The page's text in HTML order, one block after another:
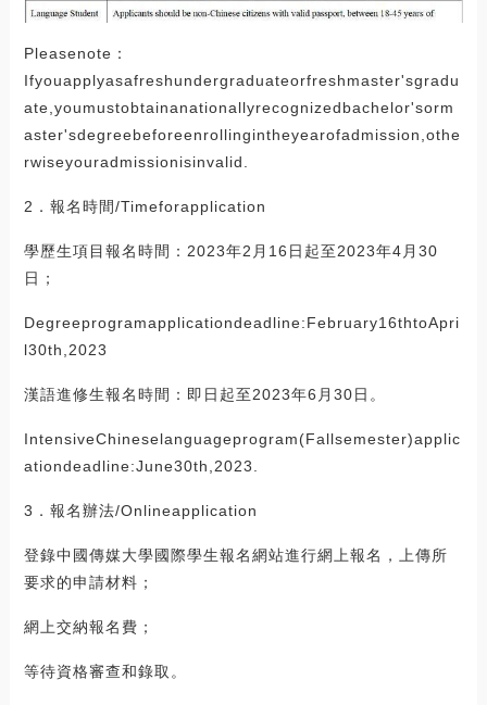
Pleasenote：
Ifyouapplyasafreshundergraduateorfreshmaster'sgradu
ate,youmustobtainanationallyrecognizedbachelor'sorm
aster'sdegreebeforeenrollingintheyearofadmission,othe
rwiseyouradmissionisinvalid.
2．報名時間/Timeforapplication
學歷生項目報名時間：2023年2月16日起至2023年4月30
日；
Degreeprogramapplicationdeadline:February16thtoApri
l30th,2023
漢語進修生報名時間：即日起至2023年6月30日。
IntensiveChineselanguageprogram(Fallsemester)applic
ationdeadline:June30th,2023.
3．報名辦法/Onlineapplication
登錄中國傳媒大學國際學生報名網站進行網上報名，上傳所
要求的申請材料；
網上交納報名費；
等待資格審查和錄取。